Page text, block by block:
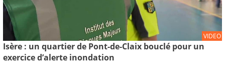
VIDEO
Isère : un quartier de Pont-de-Claix bouclé pour un
exercice d’alerte inondation